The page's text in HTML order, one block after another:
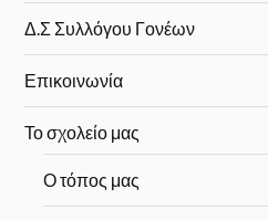
Δ.Σ Συλλόγου Γονέων
Επικοινωνία
Το σχολείο μας
Ο τόπος μας